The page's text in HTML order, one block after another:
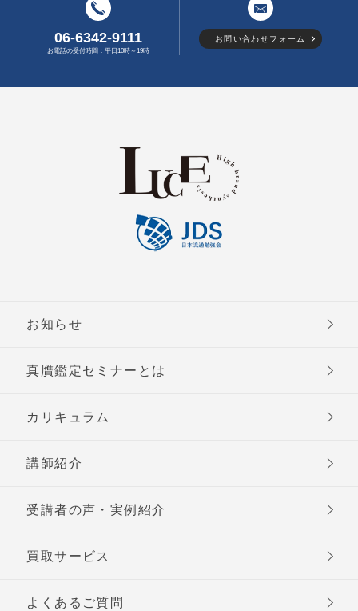
06-6342-9111
お電話の受付時間：平日10時～19時
お問い合わせフォーム
お知らせ
真贋鑑定セミナーとは
カリキュラム
講師紹介
受講者の声・実例紹介
買取サービス
よくあるご質問